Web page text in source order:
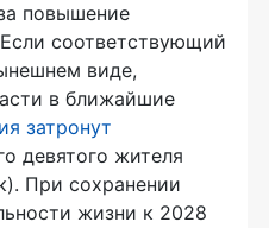
повышение
соответствующий
виде,
в ближайшие
затронут
девятого жителя
При сохранении
жизни к 2028